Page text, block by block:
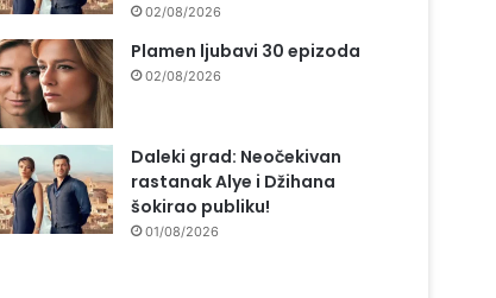
02/08/2026
Plamen ljubavi 30 epizoda
02/08/2026
Daleki grad: Neočekivan
rastanak Alye i Džihana
šokirao publiku!
01/08/2026